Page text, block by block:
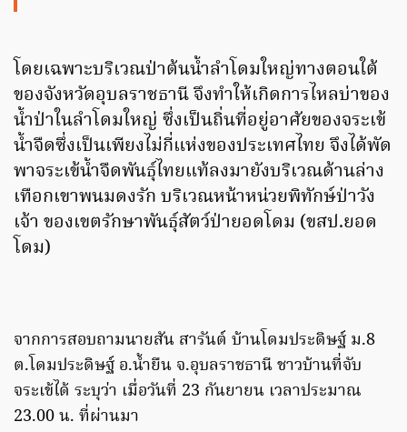
โดยเฉพาะบริเวณป่าต้นน้ำลำโดมใหญ่ทางตอนใต้
ของจังหวัดอุบลราชธานี จึงทำให้เกิดการไหลบ่าของ
น้ำป่าในลำโดมใหญ่ ซึ่งเป็นถิ่นที่อยู่อาศัยของจระเข้
น้ำจืด​ซึ่งเป็นเพียงไม่กี่แห่งของประเทศไทย​ จึงได้พัด
พาจระเข้น้ำจืดพันธุ์ไทยแท้ลงมายังบริเวณด้านล่าง
เทือกเขาพนมดงรัก บริเวณหน้าหน่วยพิทักษ์ป่าวัง
เจ้า ของเขตรักษาพันธุ์สัตว์ป่ายอดโดม (ขสป.ยอด
โดม)
จากการสอบถามนายสัน สารันต์ บ้านโดมประดิษฐ์ ม.8
ต.โดมประดิษฐ์ อ.น้ำยืน จ.อุบลราชธานี ชาวบ้านที่จับ
จระเข้ได้ ระบุว่า​ เมื่อวันที่​ 23 กันยายน เวลาประมาณ
23.00 น. ที่ผ่านมา​